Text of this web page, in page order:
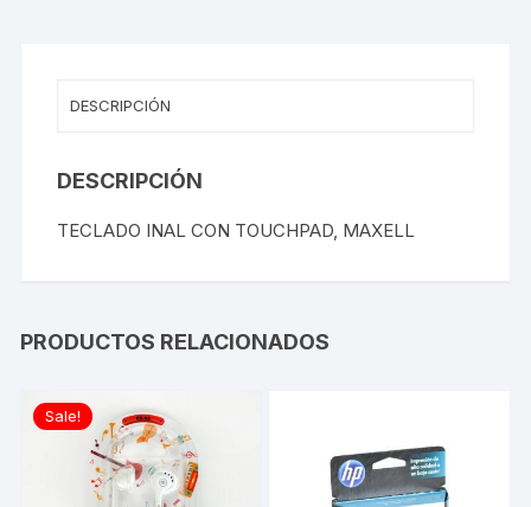
DESCRIPCIÓN
DESCRIPCIÓN
TECLADO INAL CON TOUCHPAD, MAXELL
PRODUCTOS RELACIONADOS
Sale!